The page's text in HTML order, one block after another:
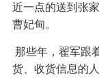
近一点的送到张
曹妃甸。
那些年，翟军跟
货、收货信息的